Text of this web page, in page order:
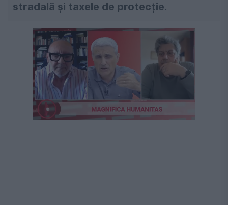
stradală și taxele de protecție.